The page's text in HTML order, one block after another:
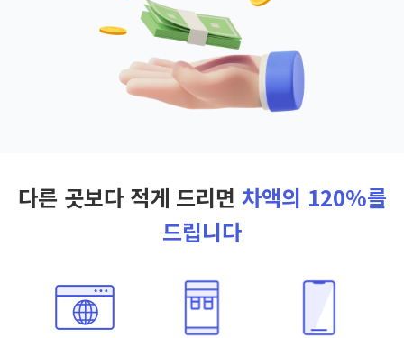
다른 곳보다 적게 드리면 차액의 120%를
드립니다